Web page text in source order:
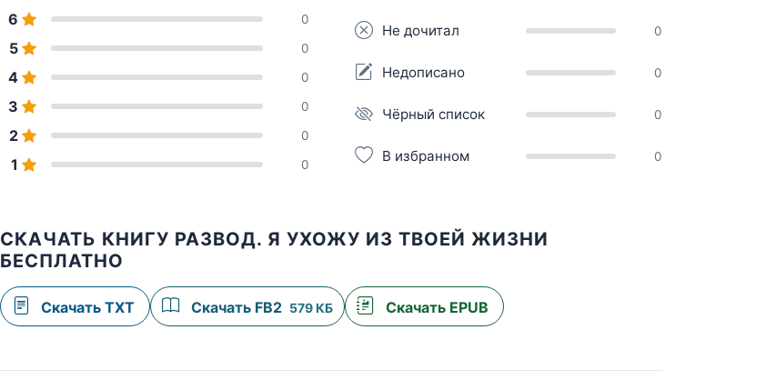
6 0
5 0
4 0
3 0
2 0
1 0
Не дочитал 0
Недописано 0
Чёрный список 0
В избранном 0
СКАЧАТЬ КНИГУ РАЗВОД. Я УХОЖУ ИЗ ТВОЕЙ ЖИЗНИ
БЕСПЛАТНО
Скачать TXT Скачать FB2 579 КБ Скачать EPUB